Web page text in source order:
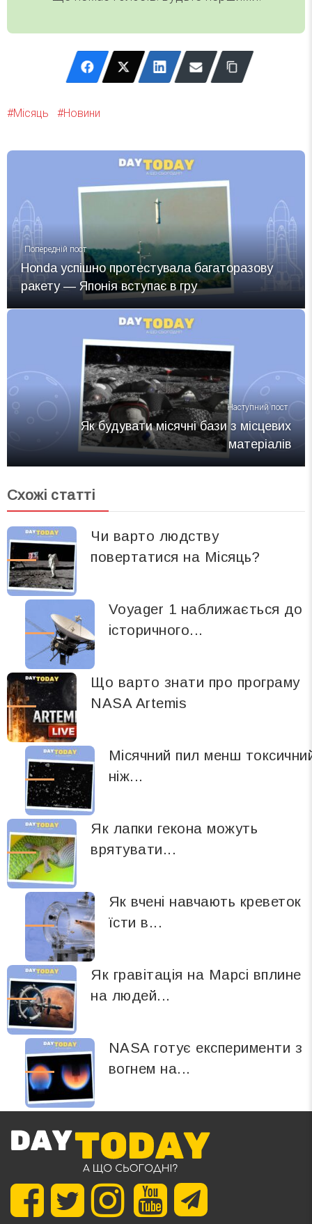
Місяць Новини
Попередній пост
Honda успішно протестувала багаторазову
ракету — Японія вступає в гру
Наступний пост
Як будувати місячні бази з місцевих
матеріалів
Схожі статті
Чи варто людству
повертатися на Місяць?
Voyager 1 наближається до
історичного...
Що варто знати про програму
NASA Artemis
Місячний пил менш
ніж...
Як лапки гекона можуть
врятувати...
Як вчені навчають креветок
їсти в...
Як гравітація на Марсі вплине
на людей...
NASA готує експерименти з
вогнем на...